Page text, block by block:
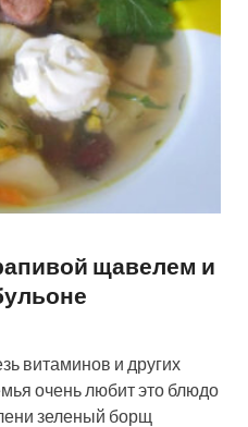
щавелем и
витаминов и других
очень любит это блюдо
зеленый борщ